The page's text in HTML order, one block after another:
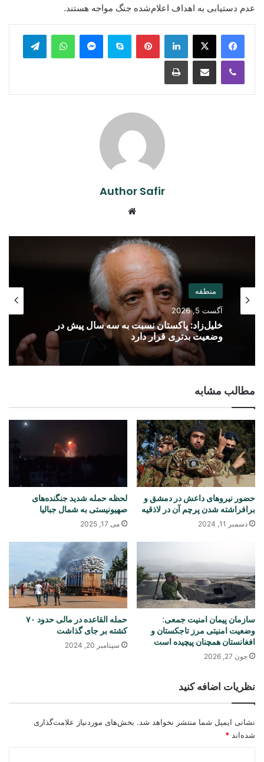
عدم دستیابی به اهداف اعلام‌شده جنگ مواجه هستند.
LinkedIn
Pinterest
Skype
Messenger
WhatsApp
Viber
Share via Email
Print
Author Safir
منطقه
آگست 5, 2026
خلیل‌زاد: پاکستان نسبت به سه سال پیش در
وضعیت بدتری قرار دارد
مطالب مشابه
حضور نیروهای داعش در دمشق و
برافراشته شدن پرچم آن در لاذقیه
دسمبر 11, 2024
لحظه حمله شدید جنگنده‌های
صهیونیستی به شمال جبالیا
می 17, 2025
سازمان پیمان امنیت جمعی:
وضعیت امنیتی مرز تاجکستان و
افغانستان همچنان پیچیده است
جون 27, 2026
حمله القاعده در مالی حدود ۷۰
کشته بر جای گذاشت
سپتامبر 20, 2024
نظریات اضافه کنید
نشانی ایمیل شما منتشر نخواهد شد. بخش‌های موردنیاز علامت‌گذاری
شده‌اند *